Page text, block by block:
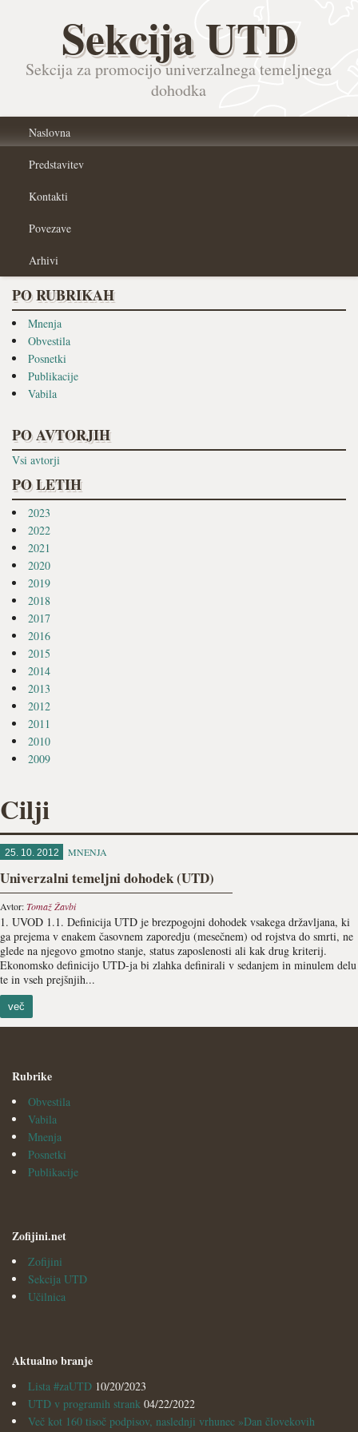
Sekcija UTD
Sekcija za promocijo univerzalnega temeljnega
dohodka
Naslovna
Predstavitev
Kontakti
Povezave
Arhivi
PO RUBRIKAH
Mnenja
Obvestila
Posnetki
Publikacije
Vabila
PO AVTORJIH
Vsi avtorji
PO LETIH
2023
2022
2021
2020
2019
2018
2017
2016
2015
2014
2013
2012
2011
2010
2009
Cilji
25. 10. 2012 MNENJA
Univerzalni temeljni dohodek (UTD)
Avtor:Tomaž Žavbi
1. UVOD 1.1. Definicija UTD je brezpogojni dohodek vsakega državljana, ki
ga prejema v enakem časovnem zaporedju (mesečnem) od rojstva do smrti, ne
glede na njegovo gmotno stanje, status zaposlenosti ali kak drug kriterij.
Ekonomsko definicijo UTD-ja bi zlahka definirali v sedanjem in minulem delu
te in vseh prejšnjih...
več
Rubrike
Obvestila
Vabila
Mnenja
Posnetki
Publikacije
Zofijini.net
Zofijini
Sekcija UTD
Učilnica
Aktualno branje
Lista #zaUTD 10/20/2023
UTD v programih strank 04/22/2022
Več kot 160 tisoč podpisov, naslednji vrhunec »Dan človekovih